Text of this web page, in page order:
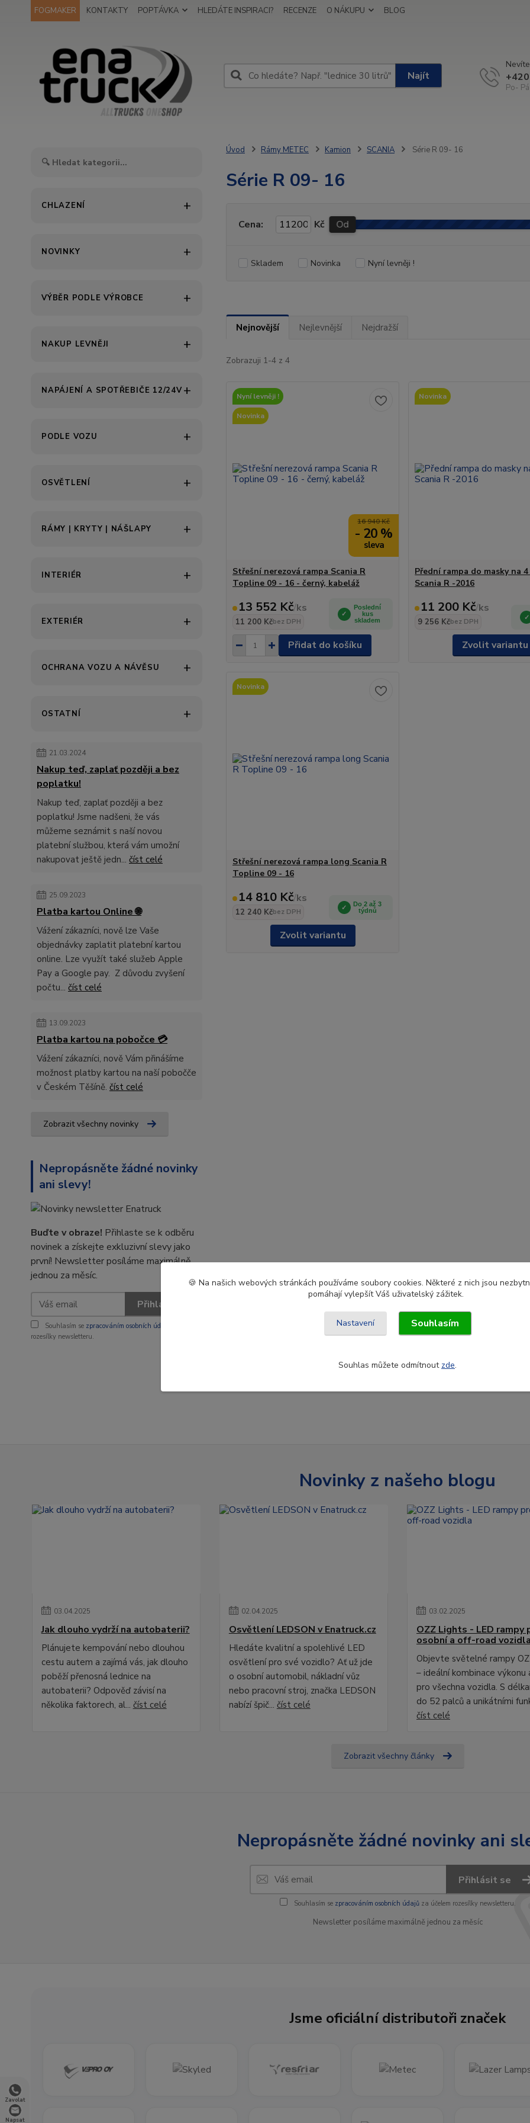
Zavolat
Napsat
FOGMAKER KONTAKTY POPTÁVKA HLEDÁTE INSPIRACI? RECENZE O NÁKUPU BLOG
Najít
Po-
CHLAZENÍ
NOVINKY
VÝBĚR PODLE VÝROBCE
NAKUP LEVNĚJI
NAPÁJENÍ A SPOTŘEBIČE 12/24V
PODLE VOZU
OSVĚTLENÍ
RÁMY | KRYTY | NÁŠLAPY
INTERIÉR
EXTERIÉR
OCHRANA VOZU A NÁVĚSU
OSTATNÍ
21.03.2024
Nakup teď, zaplať později a bez
poplatku!
Nakup teď, zaplať později a bez
poplatku! Jsme nadšeni, že vás
můžeme seznámit s naší novou
platební službou, která vám umožní
nakupovat ještě jedn... číst celé
25.09.2023
Platba kartou Online 🌐
Vážení zákazníci, nově lze Vaše
objednávky zaplatit platební kartou
online. Lze využít také služeb Apple
Pay a Google pay. Z důvodu zvyšení
počtu... číst celé
13.09.2023
Platba kartou na pobočce 💳
Vážení zákazníci, nově Vám přinášíme
možnost platby kartou na naší pobočče
v Českém Těšíně. číst celé
Zobrazit všechny novinky
Nepropásněte žádné novinky
ani slevy!
Buďte v obraze! Přihlaste se k odběru
novinek a získejte exkluzivní slevy jako
první! Newsletter posíláme maximálně
jednou za měsíc.
Přihlásit se
Souhlasím se zpracováním osobních údajů
rozesílky newsletteru.
Úvod Rámy METEC Kamion SCANIA Série R 09- 16
Série R 09- 16
Cena: Kč Od
Skladem Novinka Nyní levněji !
Nejnovější Nejlevnější Nejdražší
Zobrazuji 1-4 z 4
Nyní levněji !
Novinka
16 940 Kč
- 20 %
Střešní nerezová rampa Scania R
Topline 09 - 16 - černý, kabeláž
13 552 Kč/ks
11 200 Kčbez DPH
Poslední
kus
skladem
Přidat do košíku
Novinka
Přední rampa do masky na
Scania R -2016
11 200 Kč/ks
9 256 Kčbez DPH
Zvolit variantu
Novinka
Střešní nerezová rampa long Scania R
Topline 09 - 16
14 810 Kč/ks
12 240 Kčbez DPH
Do 2 až 3
týdnů
Zvolit variantu
Novinky z našeho blogu
03.04.2025
Jak dlouho vydrží na autobaterii?
Plánujete kempování nebo dlouhou
cestu autem a zajímá vás, jak dlouho
poběží přenosná lednice na
autobaterii? Odpověď závisí na
několika faktorech, al... číst celé
02.04.2025
Osvětlení LEDSON v Enatruck.cz
Hledáte kvalitní a spolehlivé LED
osvětlení pro své vozidlo? Ať už jde
o osobní automobil, nákladní vůz
nebo pracovní stroj, značka LEDSON
nabízí špič... číst celé
03.02.2025
OZZ Lights - LED rampy
osobní a off-road vozidla
Objevte světelné rampy
– ideální kombinace výkonu
pro všechna vozidla. S
do 52 palců a unikátními
číst celé
Zobrazit všechny články
Nepropásněte žádné novinky ani
Přihlásit se
Souhlasím se zpracováním osobních údajůza účelem rozesílky newsletteru.
Newsletter posíláme maximálně jednou za měsíc
Jsme oficiální distributoři značek
🍪 Na našich webových stránkách používáme soubory cookies. Některé z nich jsou
pomáhají vylepšít Váš uživatelský zážitek.
Nastavení Souhlasím
Souhlas můžete odmítnout zde.